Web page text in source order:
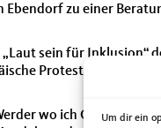
Um dir ein
zu einer
sein für Inklusion“
Protesttag der
wo ich Gast war